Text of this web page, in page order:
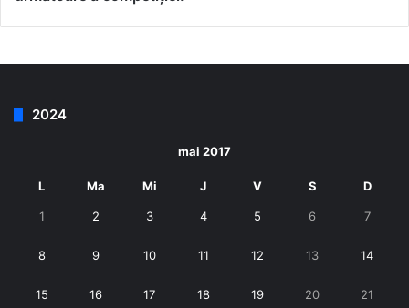
2024
mai 2017
L Ma Mi J V S D
1 2 3 4 5 6 7
8 9 10 11 12 13 14
15 16 17 18 19 20 21